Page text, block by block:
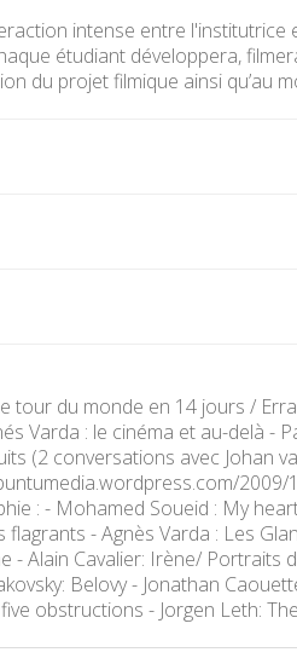
intense entre
étudiant développera,
du projet filmique ainsi qu’au
tour du monde en 14 jours /
Varda : le cinéma et au-delà -
(2 conversations avec Johan
: - Mohamed Soueid : My
- Agnès Varda : Les
- Alain Cavalier: Irène/ Portraits
Belovy - Jonathan
obstructions - Jorgen Leth: